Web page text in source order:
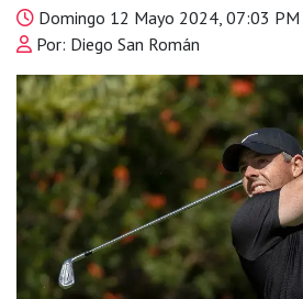
Domingo 12 Mayo 2024, 07:03 PM
Por: Diego San Román